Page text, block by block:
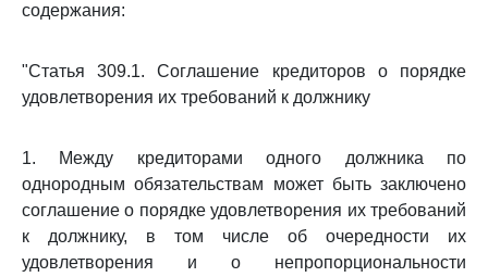
содержания:
"Статья 309.1. Соглашение кредиторов о порядке
удовлетворения их требований к должнику
1. Между кредиторами одного должника по
однородным обязательствам может быть заключено
соглашение о порядке удовлетворения их требований
к должнику, в том числе об очередности их
удовлетворения и о непропорциональности